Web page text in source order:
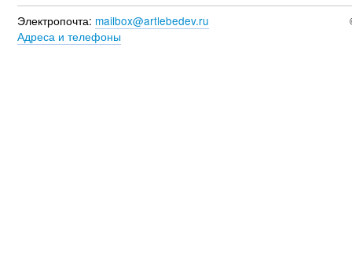
Электропочта: mailbox@artlebedev.ru
Адреса и телефоны